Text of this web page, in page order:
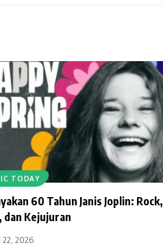
TODAY
60 Tahun Janis Joplin: Rock,
dan Kejujuran
22, 2026